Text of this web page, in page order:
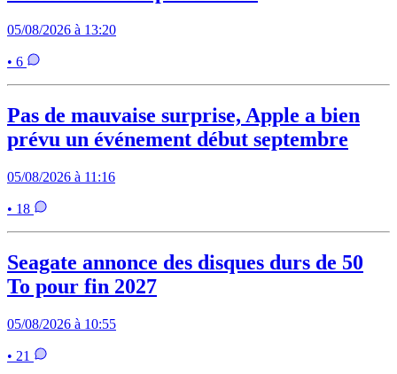
05/08/2026 à 13:20
• 6
Pas de mauvaise surprise, Apple a bien
prévu un événement début septembre
05/08/2026 à 11:16
• 18
Seagate annonce des disques durs de 50
To pour fin 2027
05/08/2026 à 10:55
• 21